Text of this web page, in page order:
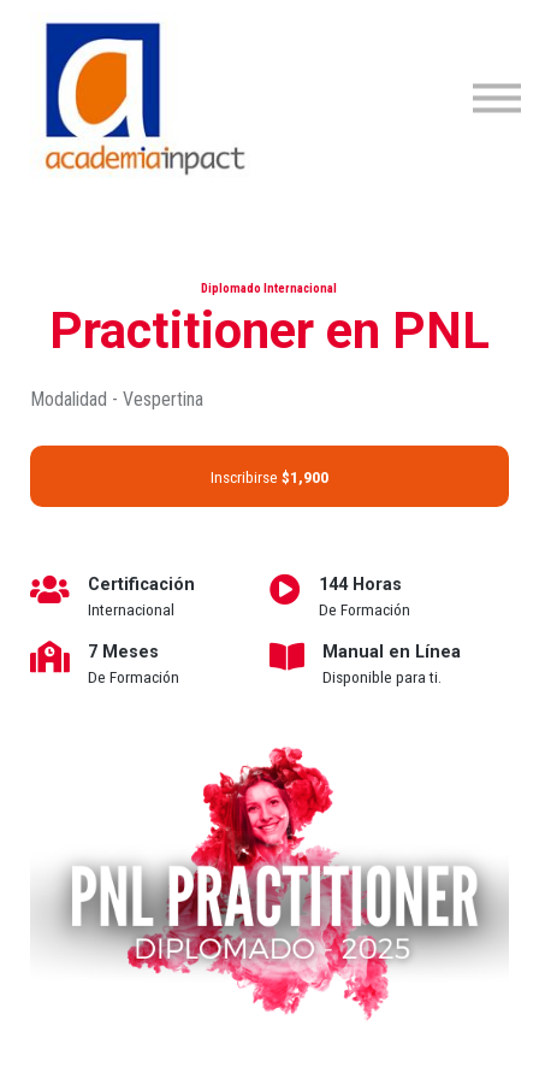
Diplomado Internacional
Practitioner en PNL
Modalidad - Vespertina
Inscribirse $1,900
Certificación
Internacional
144 Horas
De Formación
7 Meses
De Formación
Manual en Línea
Disponible para ti.